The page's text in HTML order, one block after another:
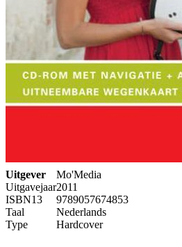
Uitgever
Mo'Media
Uitgavejaar2011
ISBN13
9789057674853
Taal
Nederlands
Type
Hardcover